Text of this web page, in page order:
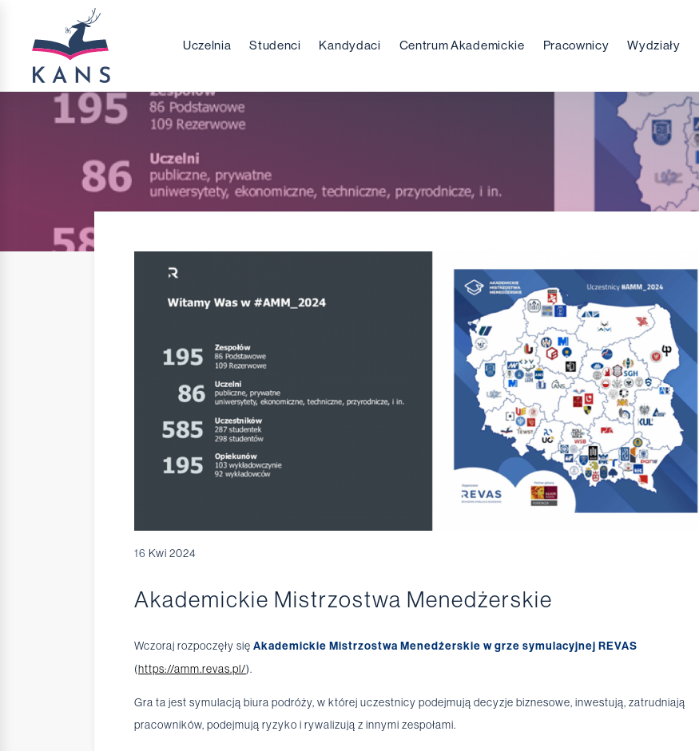
Uczelnia Studenci Kandydaci Centrum Akademickie Pracownicy Wydziały
16 Kwi 2024
Akademickie Mistrzostwa Menedżerskie
Wczoraj rozpoczęły się Akademickie Mistrzostwa Menedżerskie w grze symulacyjnej REVAS
(https://amm.revas.pl/).
Gra ta jest symulacją biura podróży, w której uczestnicy podejmują decyzje biznesowe, inwestują, zatrudniają
pracowników, podejmują ryzyko i rywalizują z innymi zespołami.